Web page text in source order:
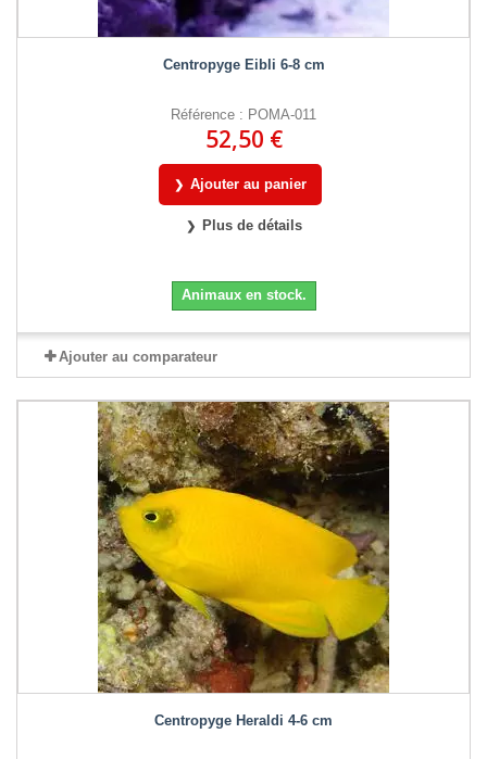
Centropyge Eibli 6-8 cm
Référence : POMA-011
52,50 €
Ajouter au panier
Plus de détails
Animaux en stock.
Ajouter au comparateur
Centropyge Heraldi 4-6 cm